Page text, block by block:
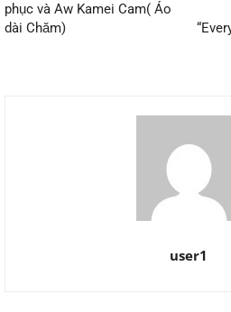
phục và Aw Kamei Cam( Áo
dài Chăm)
user1